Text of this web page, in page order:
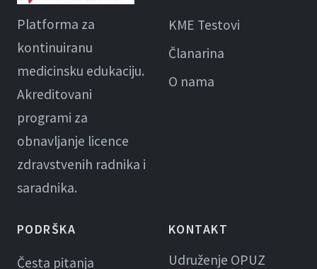
Platforma za
kontinuiranu
medicinsku edukaciju.
Akreditovani
programi za
obnavljanje licence
zdravstvenih radnika i
saradnika.
KME Testovi
Članarina
O nama
PODRŠKA
Česta pitanja
KONTAKT
Udruženje OPUZ